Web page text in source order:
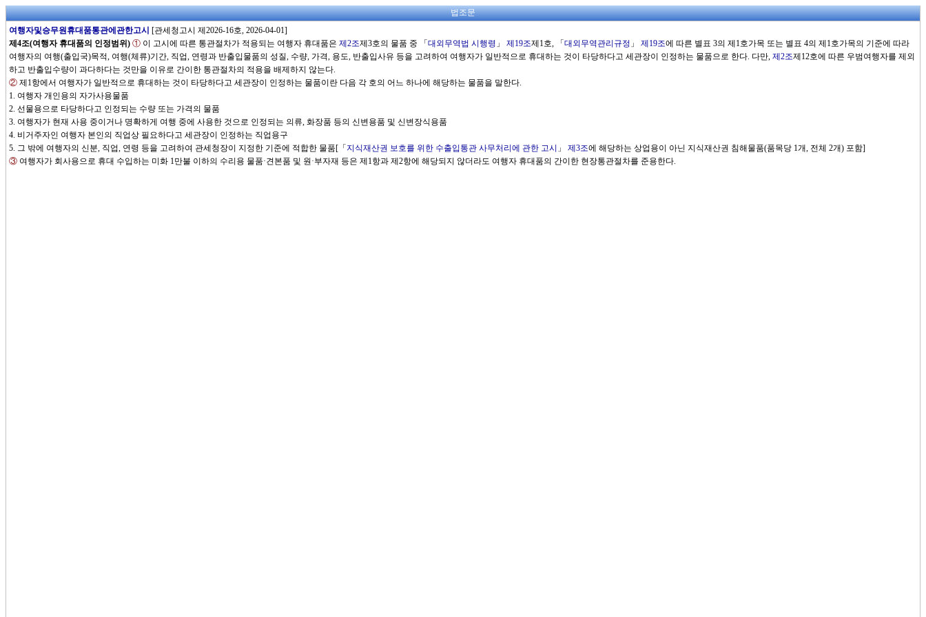
법조문
여행자및승무원휴대품통관에관한고시 [관세청고시 제2026-16호, 2026-04-01]
제4조(여행자 휴대품의 인정범위) ① 이 고시에 따른 통관절차가 적용되는 여행자 휴대품은 제2조제3호의 물품 중 「 대외무역법 시행령 」 제19조제1호, 「 대외무역관리규정 」 제19조에 따른 별표 3의 제1호가목 또는 별표 4의 제1호가목의 기준에 따라
여행자의 여행(출입국)목적, 여행(체류)기간, 직업, 연령과 반출입물품의 성질, 수량, 가격, 용도, 반출입사유 등을 고려하여 여행자가 일반적으로 휴대하는 것이 타당하다고 세관장이 인정하는 물품으로 한다. 다만, 제2조제12호에 따른 우범여행자를 제외
하고 반출입수량이 과다하다는 것만을 이유로 간이한 통관절차의 적용을 배제하지 않는다.
② 제1항에서 여행자가 일반적으로 휴대하는 것이 타당하다고 세관장이 인정하는 물품이란 다음 각 호의 어느 하나에 해당하는 물품을 말한다.
1. 여행자 개인용의 자가사용물품
2. 선물용으로 타당하다고 인정되는 수량 또는 가격의 물품
3. 여행자가 현재 사용 중이거나 명확하게 여행 중에 사용한 것으로 인정되는 의류, 화장품 등의 신변용품 및 신변장식용품
4. 비거주자인 여행자 본인의 직업상 필요하다고 세관장이 인정하는 직업용구
5. 그 밖에 여행자의 신분, 직업, 연령 등을 고려하여 관세청장이 지정한 기준에 적합한 물품[「 지식재산권 보호를 위한 수출입통관 사무처리에 관한 고시 」 제3조에 해당하는 상업용이 아닌 지식재산권 침해물품(품목당 1개, 전체 2개) 포함]
③ 여행자가 회사용으로 휴대 수입하는 미화 1만불 이하의 수리용 물품·견본품 및 원·부자재 등은 제1항과 제2항에 해당되지 않더라도 여행자 휴대품의 간이한 현장통관절차를 준용한다.